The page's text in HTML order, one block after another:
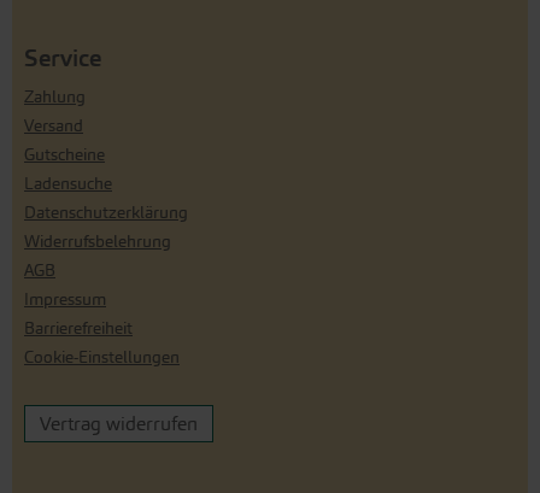
Service
Zahlung
Versand
Gutscheine
Ladensuche
Datenschutzerklärung
Widerrufsbelehrung
AGB
Impressum
Barrierefreiheit
Cookie-Einstellungen
Vertrag widerrufen